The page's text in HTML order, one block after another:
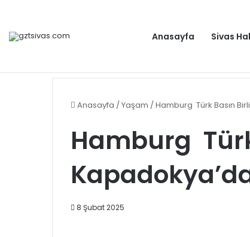
Anasayfa Sivas
Anasayfa /Yaşam /Hamburg Türk Basın
Hamburg
8 Şubat 2025